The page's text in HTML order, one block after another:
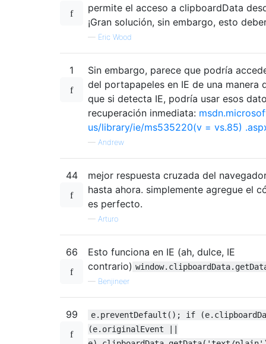
permite el acceso a clipboardData
¡Gran solución, sin embargo, esto
— Eric Wood
1
Sin embargo, parece que podría
del portapapeles en IE de una manera
que si detecta IE, podría usar esos
recuperación inmediata:
us/library/ie/ms535220(v = vs.85)
— Andrew
44
mejor respuesta cruzada del
hasta ahora. simplemente agregue el
es perfecto.
— Arturo
66
Esto funciona en IE (ah, dulce, IE
contrario)
— Benjineer
99
e.preventDefault(); if
(e.originalEvent ||